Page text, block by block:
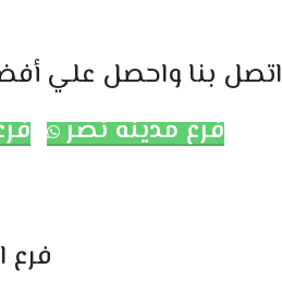
اتصل بنا واحصل علي
فرع مدينه نصر
فرع